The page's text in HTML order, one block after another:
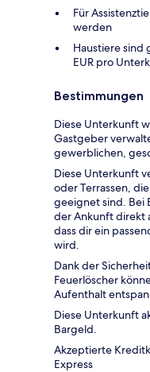
Für
werden
Haustiere sind
EUR pro
Bestimmungen
Diese Unterkunft
Gastgeber
gewerblichen,
Diese Unterkunft
oder Terrassen,
geeignet sind. Bei
der Ankunft direkt
dass dir ein
wird.
Dank der
Feuerlöscher
Aufenthalt
Diese Unterkunft
Bargeld.
Akzeptierte
Express